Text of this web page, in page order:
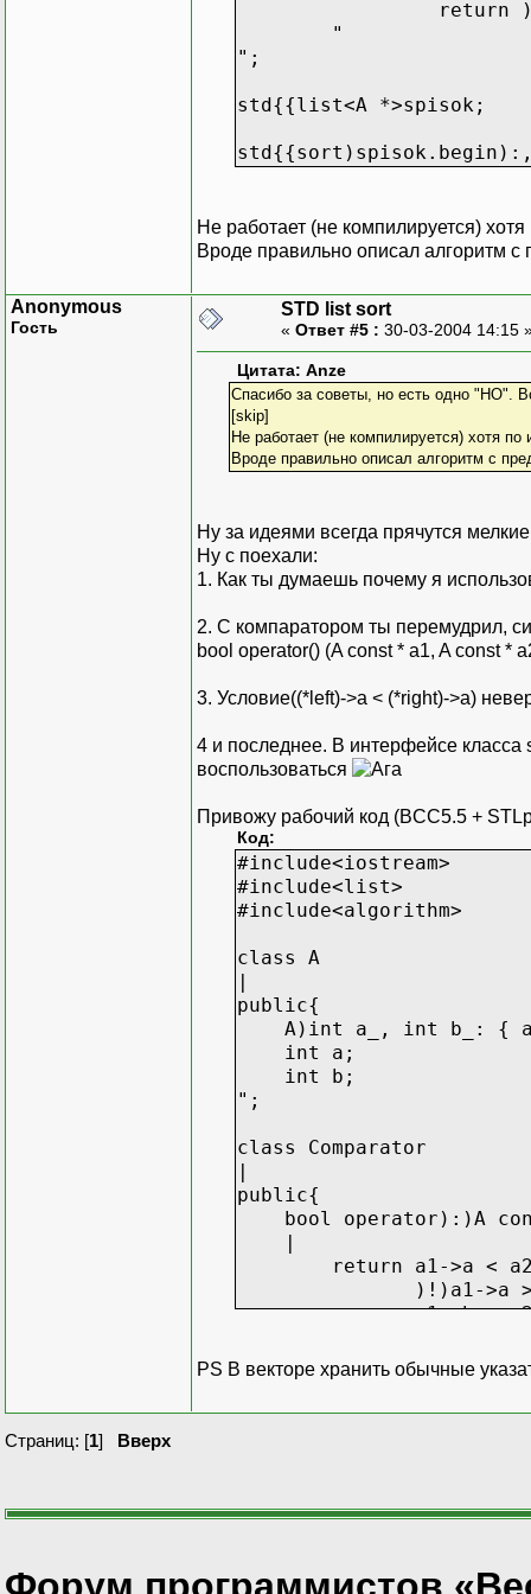
return
"
";
std{{list<A *>spisok;
Не работает (не компилируется)
Вроде правильно описал алгоритм с
Anonymous
Гость
STD list sort
« Ответ #5 : 30-03-2004 14:15
Цитата: Anze
Спасибо за советы, но есть одно "НО".
[skip]
Не работает (не компилируется) хотя
Вроде правильно описал алгоритм с
Ну за идеями всегда прячутся
Ну с поехали:
1. Как ты думаешь почему я
2. С компаратором ты перемудрил,
bool operator() (A const * a1, A const *
3. Условие((*left)->a < (*right)->a)
4 и последнее. В интерфейсе класса
воспользоваться
Привожу рабочий код (BCC5.5 +
Код:
#include<iostream>
#include<list>
#include<algorithm>
class A
|
public{
A)int a_, int b_: {
int a;
int b;
";
class Comparator
|
public{
bool operator):)A
|
return a1->a <
)!)a1->a > a2-
a1->b < a2-
";
class out_elem
std{{cout << ')' <<
";
PS В векторе хранить обычные
Страниц: [1] Вверх
Форум программистов